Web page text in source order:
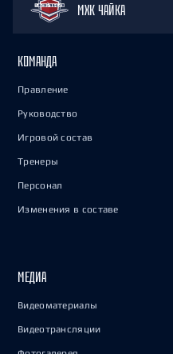
МХК ЧАЙКА
КОМАНДА
Правление
Руководство
Игровой состав
Тренеры
Персонал
Изменения в составе
МЕДИА
Видеоматериалы
Видеотрансляции